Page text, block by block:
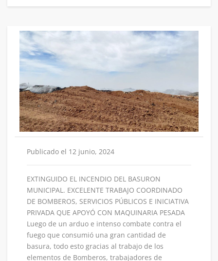
Publicado el 12 junio, 2024
EXTINGUIDO EL INCENDIO DEL BASURON
MUNICIPAL. EXCELENTE TRABAJO COORDINADO
DE BOMBEROS, SERVICIOS PÚBLICOS E INICIATIVA
PRIVADA QUE APOYÓ CON MAQUINARIA PESADA
Luego de un arduo e intenso combate contra el
fuego que consumió una gran cantidad de
basura, todo esto gracias al trabajo de los
elementos de Bomberos, trabajadores de